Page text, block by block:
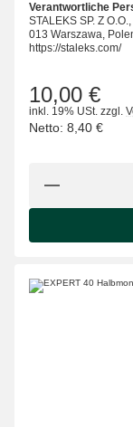
Verantwortliche
STALEKS SP. Z
013 Warszawa,
https://staleks.com/
10,00 €
inkl. 19% USt. zzgl.
Netto: 8,40 €